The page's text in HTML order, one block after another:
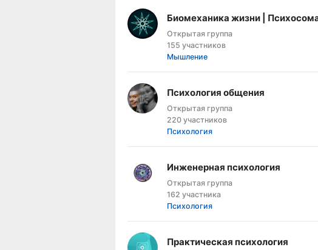
Биомеханика жизни |
Открытая группа
155 участников
Мышление
Психология общения
Открытая группа
220 участников
Психология
Инженерная психология
Открытая группа
162 участника
Психология
Практическая психология